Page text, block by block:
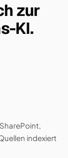
zur
KI.
indexiert